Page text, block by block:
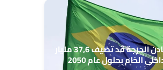
البرازيل.. المعادن الحرجة قد تضيف 37,6 مليار
دولار للناتج الداخلي الخام بحلول عام 2050